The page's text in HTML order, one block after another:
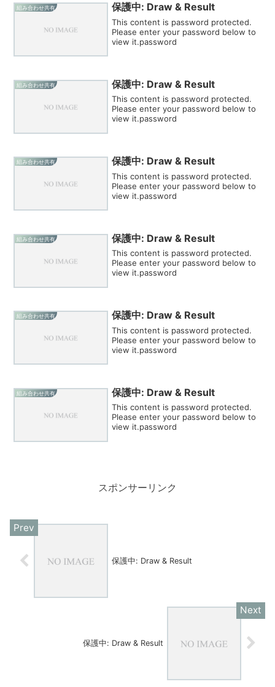
組み合わせ共有 保護中: Draw & Result
This content is password protected.
Please enter your password below to
view it.password
組み合わせ共有 保護中: Draw & Result
This content is password protected.
Please enter your password below to
view it.password
組み合わせ共有 保護中: Draw & Result
This content is password protected.
Please enter your password below to
view it.password
組み合わせ共有 保護中: Draw & Result
This content is password protected.
Please enter your password below to
view it.password
組み合わせ共有 保護中: Draw & Result
This content is password protected.
Please enter your password below to
view it.password
組み合わせ共有 保護中: Draw & Result
This content is password protected.
Please enter your password below to
view it.password
スポンサーリンク
保護中: Draw & Result
保護中: Draw & Result